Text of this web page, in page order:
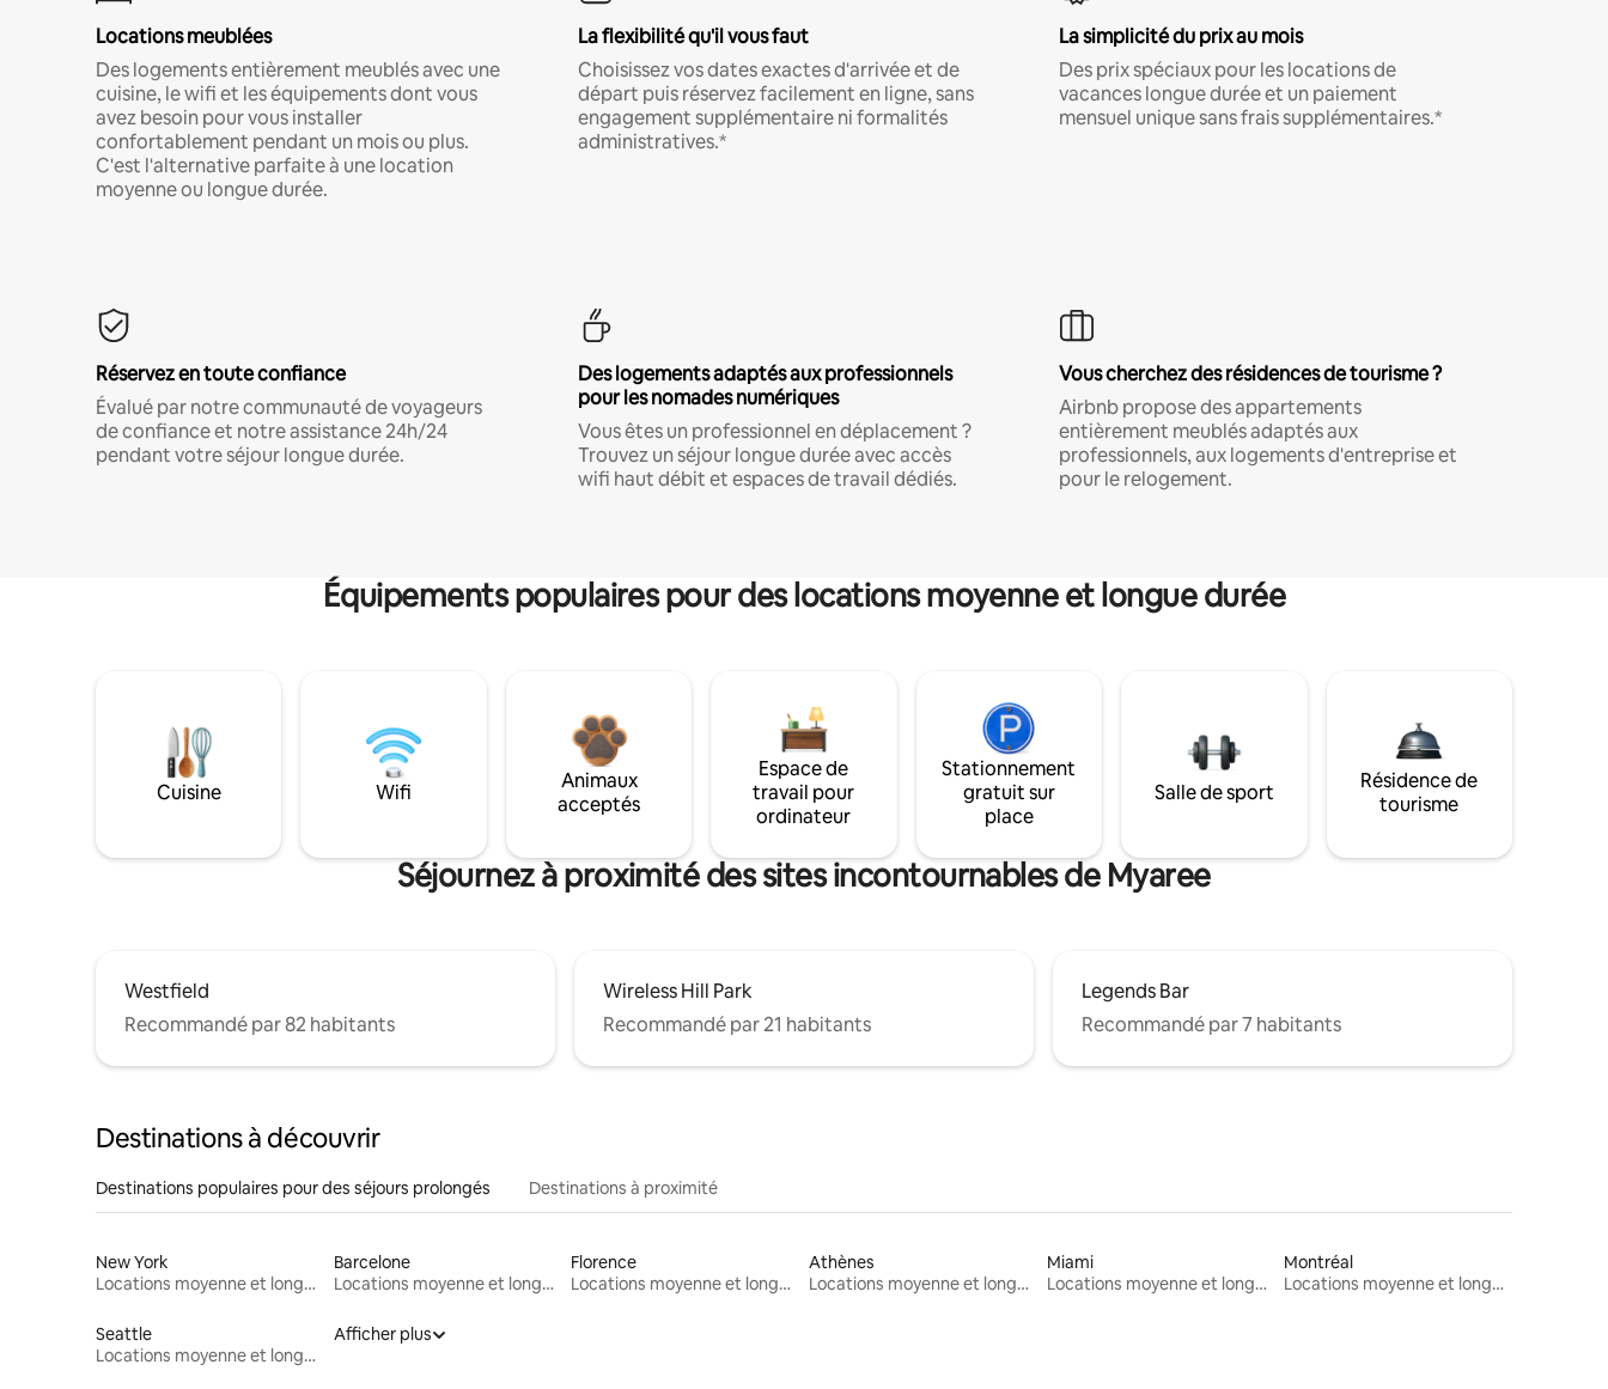
Locations meublées
Des logements entièrement meublés avec une
cuisine, le wifi et les équipements dont vous
avez besoin pour vous installer
confortablement pendant un mois ou plus.
C'est l'alternative parfaite à une location
moyenne ou longue durée.
La flexibilité qu'il vous faut
Choisissez vos dates exactes d'arrivée et de
départ puis réservez facilement en ligne, sans
engagement supplémentaire ni formalités
administratives.*
La simplicité du prix au mois
Des prix spéciaux pour les locations de
vacances longue durée et un paiement
mensuel unique sans frais supplémentaires.*
Réservez en toute confiance
Évalué par notre communauté de voyageurs
de confiance et notre assistance 24h/24
pendant votre séjour longue durée.
Des logements adaptés aux professionnels
pour les nomades numériques
Vous êtes un professionnel en déplacement ?
Trouvez un séjour longue durée avec accès
wifi haut débit et espaces de travail dédiés.
Vous cherchez des résidences de tourisme ?
Airbnb propose des appartements
entièrement meublés adaptés aux
professionnels, aux logements d'entreprise et
pour le relogement.
Équipements populaires pour des locations moyenne et longue durée
Cuisine Wifi
Animaux
acceptés
Espace de
travail pour
ordinateur
Stationnement
gratuit sur
place
Salle de sport
Résidence de
tourisme
Séjournez à proximité des sites incontournables de Myaree
Westfield
Recommandé par 82 habitants
Wireless Hill Park
Recommandé par 21 habitants
Legends Bar
Recommandé par 7 habitants
Destinations à découvrir
Destinations populaires pour des séjours prolongés Destinations à proximité
New York
Locations moyenne et longue durée
Barcelone
Locations moyenne et longue durée
Florence
Locations moyenne et longue durée
Athènes
Locations moyenne et longue durée
Miami
Locations moyenne et longue durée
Montréal
Locations moyenne et longue durée
Seattle
Locations moyenne et longue durée
Afficher plus